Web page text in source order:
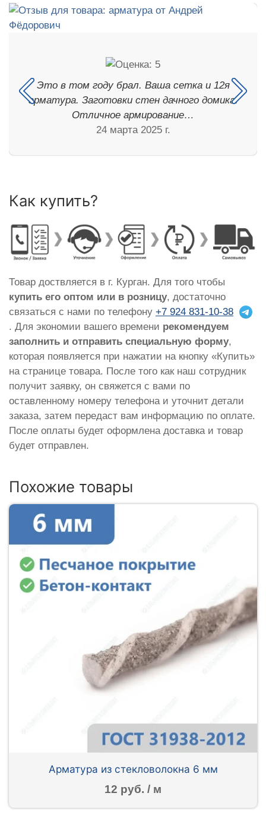
Это в том году брал. Ваша сетка и 12я
арматура. Заготовки стен дачного домика.
Отличное армирование…
24 марта 2025 г.
Как купить?
Товар доствляется в г. Курган. Для того чтобы
купить его оптом или в розницу, достаточно
связаться с нами по телефону +7 924 831-10-38
. Для экономии вашего времени рекомендуем
заполнить и отправить специальную форму,
которая появляется при нажатии на кнопку «Купить»
на странице товара. После того как наш сотрудник
получит заявку, он свяжется с вами по
оставленному номеру телефона и уточнит детали
заказа, затем передаст вам информацию по оплате.
После оплаты будет оформлена доставка и товар
будет отправлен.
Похожие товары
Арматура из стекловолокна 6 мм
12 руб. / м